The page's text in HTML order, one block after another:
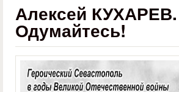
Алексей КУХАРЕВ.
Одумайтесь!